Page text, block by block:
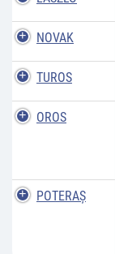
NOVAK
TUROS
OROS
POTERAŞ